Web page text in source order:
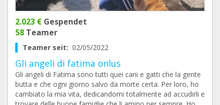
2.023 € Gespendet
58 Teamer
Teamer seit: 02/05/2022
Gli angeli di fatima onlus
Gli angeli di Fatima sono tutti quei cani e gatti che la gente
butta e che ogni giorno salvo da morte certa. Per loro, ho
cambiato la mia vita, dedicandomi totalmente ad accudirli e